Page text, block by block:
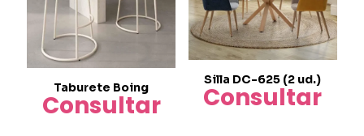
Taburete Boing
Consultar
Silla DC-625 (2 ud.)
Consultar